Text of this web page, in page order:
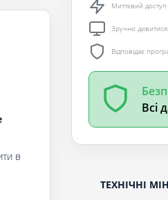
в
Миттєвий доступ
Зручно
Відповідає
Всі
ТЕХНІЧНІ